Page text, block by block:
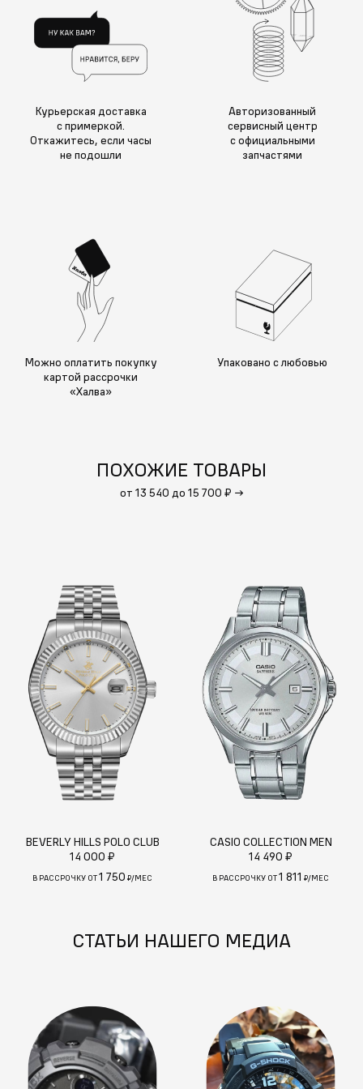
Курьерская доставка
с примеркой.
Откажитесь, если часы
не подошли
Авторизованный
сервисный центр
с официальными
запчастями
Можно оплатить покупку
картой рассрочки
«Халва»
Упаковано с любовью
ПОХОЖИЕ ТОВАРЫ
от 13 540 до 15 700 ₽ →
BEVERLY HILLS POLO CLUB
14 000 ₽
В РАССРОЧКУ ОТ1 750 ₽/МЕС
CASIO COLLECTION MEN
14 490 ₽
В РАССРОЧКУ ОТ1 811 ₽/МЕС
СТАТЬИ НАШЕГО МЕДИА